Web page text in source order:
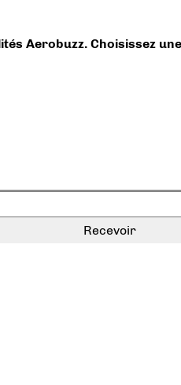
Aerobuzz. Choisissez